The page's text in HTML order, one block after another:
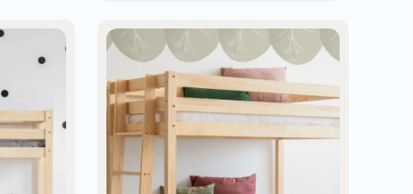
Den
här
produkten
har
flera
varianter.
alternativen